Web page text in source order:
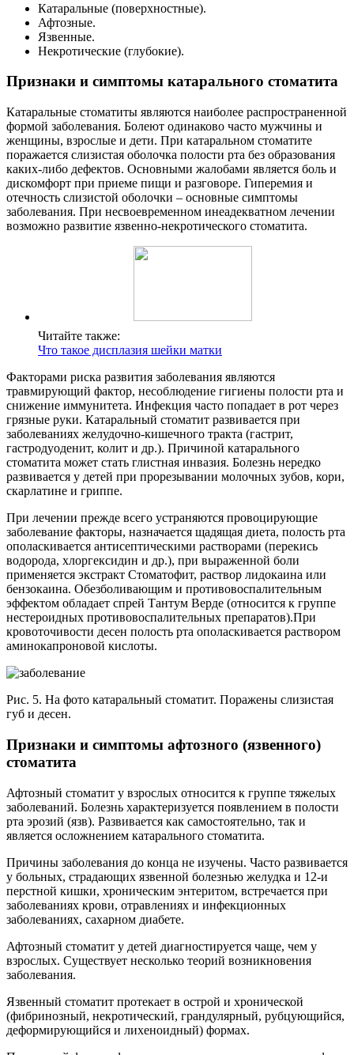
Катаральные (поверхностные).
Афтозные.
Язвенные.
Некротические (глубокие).
Признаки и симптомы катарального стоматита
Катаральные стоматиты являются наиболее распространенной
формой заболевания. Болеют одинаково часто мужчины и
женщины, взрослые и дети. При катаральном стоматите
поражается слизистая оболочка полости рта без образования
каких-либо дефектов. Основными жалобами является боль и
дискомфорт при приеме пищи и разговоре. Гиперемия и
отечность слизистой оболочки – основные симптомы
заболевания. При несвоевременном инеадекватном лечении
возможно развитие язвенно-некротического стоматита.
Читайте также:
Что такое дисплазия шейки матки
Факторами риска развития заболевания являются
травмирующий фактор, несоблюдение гигиены полости рта и
снижение иммунитета. Инфекция часто попадает в рот через
грязные руки. Катаральный стоматит развивается при
заболеваниях желудочно-кишечного тракта (гастрит,
гастродуоденит, колит и др.). Причиной катарального
стоматита может стать глистная инвазия. Болезнь нередко
развивается у детей при прорезывании молочных зубов, кори,
скарлатине и гриппе.
При лечении прежде всего устраняются провоцирующие
заболевание факторы, назначается щадящая диета, полость рта
ополаскивается антисептическими растворами (перекись
водорода, хлоргексидин и др.), при выраженной боли
применяется экстракт Стоматофит, раствор лидокаина или
бензокаина. Обезболивающим и противовоспалительным
эффектом обладает спрей Тантум Верде (относится к группе
нестероидных противовоспалительных препаратов).При
кровоточивости десен полость рта ополаскивается раствором
аминокапроновой кислоты.
Рис. 5. На фото катаральный стоматит. Поражены слизистая
губ и десен.
Признаки и симптомы афтозного (язвенного)
стоматита
Афтозный стоматит у взрослых относится к группе тяжелых
заболеваний. Болезнь характеризуется появлением в полости
рта эрозий (язв). Развивается как самостоятельно, так и
является осложнением катарального стоматита.
Причины заболевания до конца не изучены. Часто развивается
у больных, страдающих язвенной болезнью желудка и 12-и
перстной кишки, хроническим энтеритом, встречается при
заболеваниях крови, отравлениях и инфекционных
заболеваниях, сахарном диабете.
Афтозный стоматит у детей диагностируется чаще, чем у
взрослых. Существует несколько теорий возникновения
заболевания.
Язвенный стоматит протекает в острой и хронической
(фибринозный, некротический, грандулярный, рубцующийся,
деформирующийся и лихеноидный) формах.